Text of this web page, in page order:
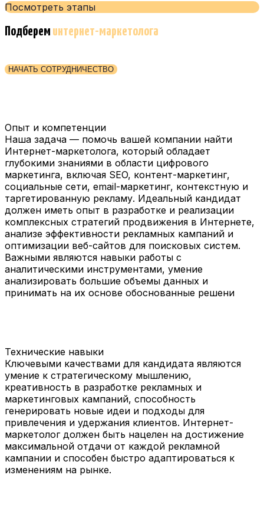
Посмотреть этапы
Подберем интернет-маркетолога
НАЧАТЬ СОТРУДНИЧЕСТВО
Опыт и компетенции
Наша задача — помочь вашей компании найти
Интернет-маркетолога, который обладает
глубокими знаниями в области цифрового
маркетинга, включая SEO, контент-маркетинг,
социальные сети, email-маркетинг, контекстную и
таргетированную рекламу. Идеальный кандидат
должен иметь опыт в разработке и реализации
комплексных стратегий продвижения в Интернете,
анализе эффективности рекламных кампаний и
оптимизации веб-сайтов для поисковых систем.
Важными являются навыки работы с
аналитическими инструментами, умение
анализировать большие объемы данных и
принимать на их основе обоснованные решени
Технические навыки
Ключевыми качествами для кандидата являются
умение к стратегическому мышлению,
креативность в разработке рекламных и
маркетинговых кампаний, способность
генерировать новые идеи и подходы для
привлечения и удержания клиентов. Интернет-
маркетолог должен быть нацелен на достижение
максимальной отдачи от каждой рекламной
кампании и способен быстро адаптироваться к
изменениям на рынке.